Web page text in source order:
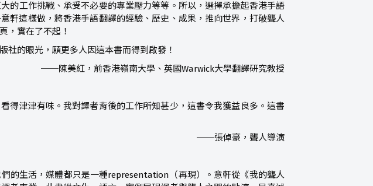
的工作挑戰、承受不必要的專業壓力等等。所以，選擇承擔起香港手語
這樣做，將香港手語翻譯的經驗、歷史、成果，推向世界，打破聾人
，實在了不起！
社的眼光，願更多人因這本書而得到啟發！
──陳美紅，前香港嶺南大學、英國Warwick大學翻譯研究教授
得津津有味。我對譯者背後的工作所知甚少，這書令我獲益良多。這書
──張倬豪，聾人導演
的生活，媒體都只是一種representation（再現）。意軒從《我的聾人